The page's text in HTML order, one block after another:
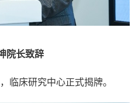
院长致辞
临床研究中心正式揭牌。